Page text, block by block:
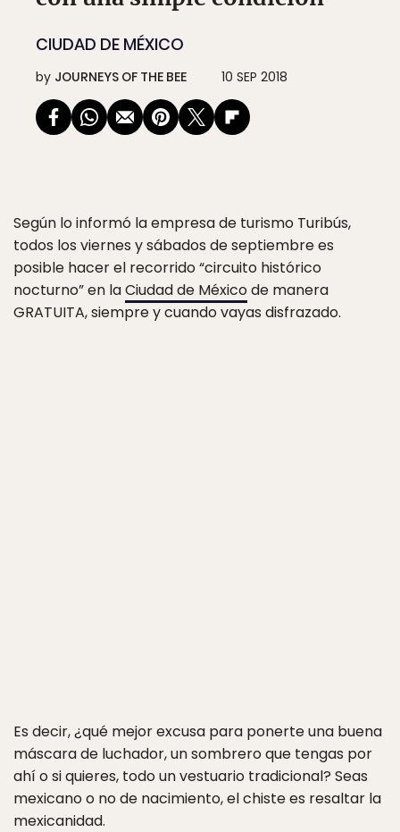
CIUDAD DE MÉXICO
by JOURNEYS OF THE BEE 10 SEP 2018
Según lo informó la empresa de turismo Turibús,
todos los viernes y sábados de septiembre es
posible hacer el recorrido “circuito histórico
nocturno” en laCiudad de Méxicode manera
GRATUITA, siempre y cuando vayas disfrazado.
Es decir, ¿qué mejor excusa para ponerte una buena
máscara de luchador, un sombrero que tengas por
ahí o si quieres, todo un vestuario tradicional? Seas
mexicano o no de nacimiento, el chiste es resaltar la
mexicanidad.